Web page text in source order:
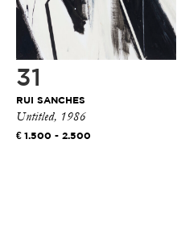
31
RUI SANCHES
Untitled, 1986
1.500 - 2.500